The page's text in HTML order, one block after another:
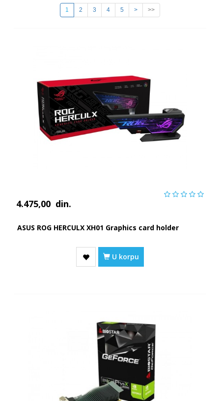
1 2 3 4 5 > >>
4.475,00 din.
ASUS ROG HERCULX XH01 Graphics card holder
U korpu